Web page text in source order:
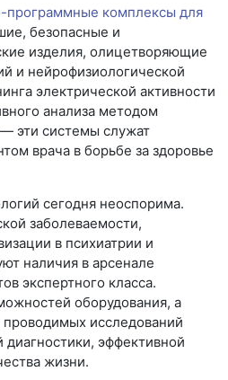
программные комплексы для
безопасные и
изделия, олицетворяющие
и нейрофизиологической
электрической активности
анализа методом
эти системы служат
врача в борьбе за здоровье
сегодня неоспорима.
заболеваемости,
в психиатрии и
наличия в арсенале
экспертного класса.
оборудования, а
исследований
диагностики, эффективной
жизни.